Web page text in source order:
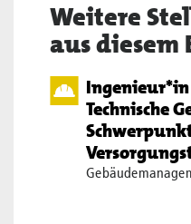
Weitere
aus diesem
Technische